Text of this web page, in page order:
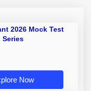
2026 Mock Test
Series
Now